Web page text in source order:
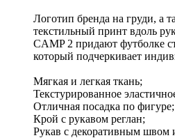
Логотип бренда на груди, а
текстильный принт вдоль
CAMP 2 придают футболке
который подчеркивает
Мягкая и легкая ткань;
Текстурированное
Отличная посадка по фигуре;
Крой с рукавом реглан;
Рукав с декоративным швом